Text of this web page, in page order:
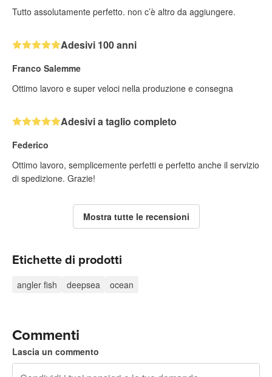
Tutto assolutamente perfetto. non c’è altro da aggiungere.
Adesivi 100 anni
Franco Salemme
Ottimo lavoro e super veloci nella produzione e consegna
Adesivi a taglio completo
Federico
Ottimo lavoro, semplicemente perfetti e perfetto anche il servizio
di spedizione. Grazie!
Mostra tutte le recensioni
Etichette di prodotti
angler fish deepsea ocean
Commenti
Lascia un commento